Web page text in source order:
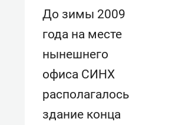
До зимы 2009
года на месте
нынешнего
офиса СИНХ
располагалось
здание конца
Опыт выживания в дикой
природе, работа
с ментальным и физическим
антихрупких команд